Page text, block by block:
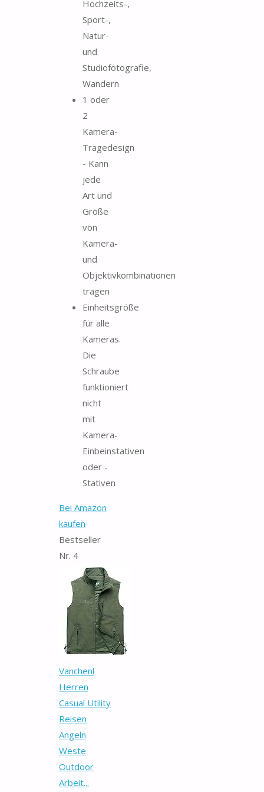
Hochzeits-,
Sport-,
Natur-
und
Studiofotografie,
Wandern
1 oder
2
Kamera-
Tragedesign
- Kann
jede
Art und
Größe
von
Kamera-
und
Objektivkombinationen
tragen
Einheitsgröße
für alle
Kameras.
Die
Schraube
funktioniert
nicht
mit
Kamera-
Einbeinstativen
oder -
Stativen
Bei Amazon
kaufen
Bestseller
Nr. 4
Vanchenl
Herren
Casual Utility
Reisen
Angeln
Weste
Outdoor
Arbeit...